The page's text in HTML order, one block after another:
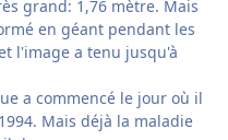
grand: 1,76 mètre. Mais
en géant pendant les
l'image a tenu jusqu'à
a commencé le jour où il
Mais déjà la maladie